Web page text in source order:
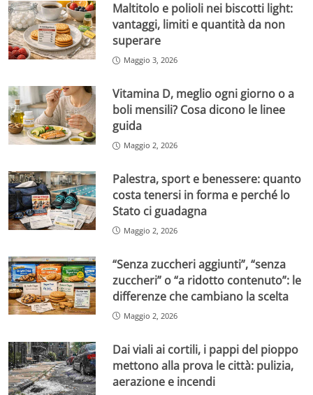
Maltitolo e polioli nei biscotti light:
vantaggi, limiti e quantità da non
superare
Maggio 3, 2026
Vitamina D, meglio ogni giorno o a
boli mensili? Cosa dicono le linee
guida
Maggio 2, 2026
Palestra, sport e benessere: quanto
costa tenersi in forma e perché lo
Stato ci guadagna
Maggio 2, 2026
“Senza zuccheri aggiunti”, “senza
zuccheri” o “a ridotto contenuto”: le
differenze che cambiano la scelta
Maggio 2, 2026
Dai viali ai cortili, i pappi del pioppo
mettono alla prova le città: pulizia,
aerazione e incendi